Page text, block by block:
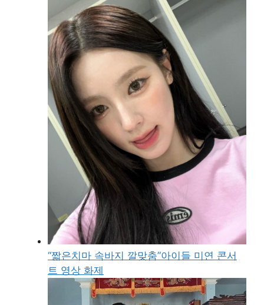
“짧은치마 속바지 깔맞춤”아이들 미연 콘서
트 영상 화제